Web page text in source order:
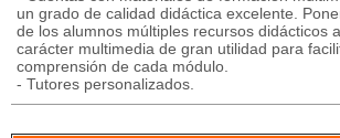
un grado de calidad didáctica excelente.
de los alumnos múltiples recursos didácticos
carácter multimedia de gran utilidad para
comprensión de cada módulo.
- Tutores personalizados.